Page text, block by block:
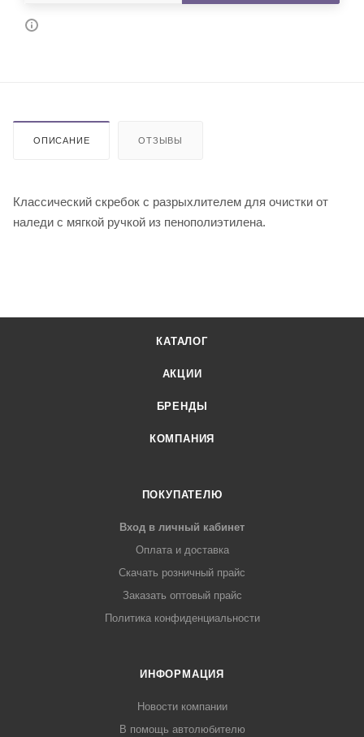
ОПИСАНИЕ ОТЗЫВЫ
Классический скребок c разрыхлителем для очистки от
наледи с мягкой ручкой из пенополиэтилена.
КАТАЛОГ
АКЦИИ
БРЕНДЫ
КОМПАНИЯ
ПОКУПАТЕЛЮ
Вход в личный кабинет
Оплата и доставка
Скачать розничный прайс
Заказать оптовый прайс
Политика конфиденциальности
ИНФОРМАЦИЯ
Новости компании
В помощь автолюбителю